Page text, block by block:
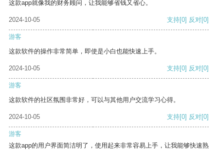
这款app就像我的财务顾问，让我能够省钱又省心。
2024-10-05 支持[0] 反对[0]
游客
这款软件的操作非常简单，即使是小白也能快速上手。
2024-10-05 支持[0] 反对[0]
游客
这款软件的社区氛围非常好，可以与其他用户交流学习心得。
2024-10-05 支持[0] 反对[0]
游客
这款app的用户界面简洁明了，使用起来非常容易上手，让我能够快速熟